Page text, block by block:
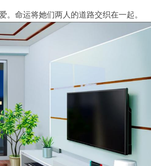
命运将她们两人的道路交织在一起。